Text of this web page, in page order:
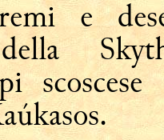
e
scoscese